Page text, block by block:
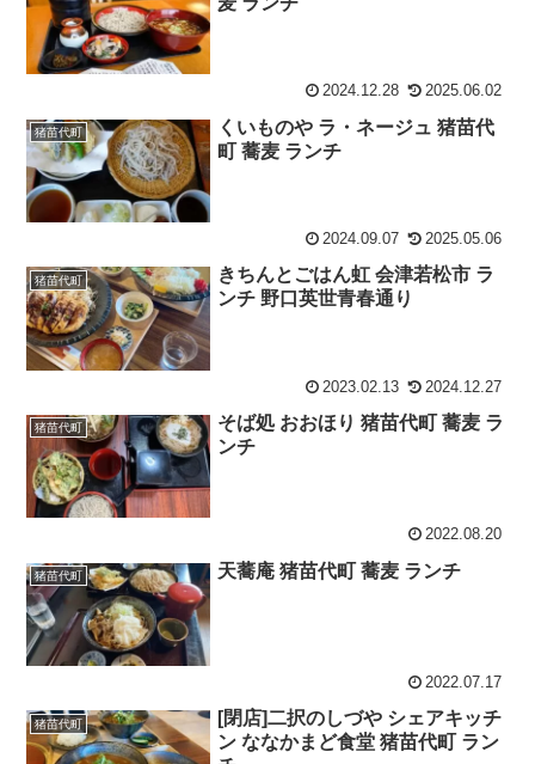
2024.12.28 2025.06.02
猪苗代町
くいものや ラ・ネージュ 猪苗代
町 蕎麦 ランチ
2024.09.07 2025.05.06
猪苗代町
きちんとごはん虹 会津若松市 ラ
ンチ 野口英世青春通り
2023.02.13 2024.12.27
猪苗代町
そば処 おおほり 猪苗代町 蕎麦 ラ
ンチ
2022.08.20
猪苗代町 天蕎庵 猪苗代町 蕎麦 ランチ
2022.07.17
猪苗代町
[閉店]二択のしづや シェアキッチ
ン ななかまど食堂 猪苗代町 ラン